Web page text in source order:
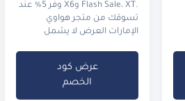
.Flash Sale، XT وX6 وفّر 5% عند
تسوقك من متجر هواوي
الإمارات العرض لا يشمل
عرض كود
الخصم